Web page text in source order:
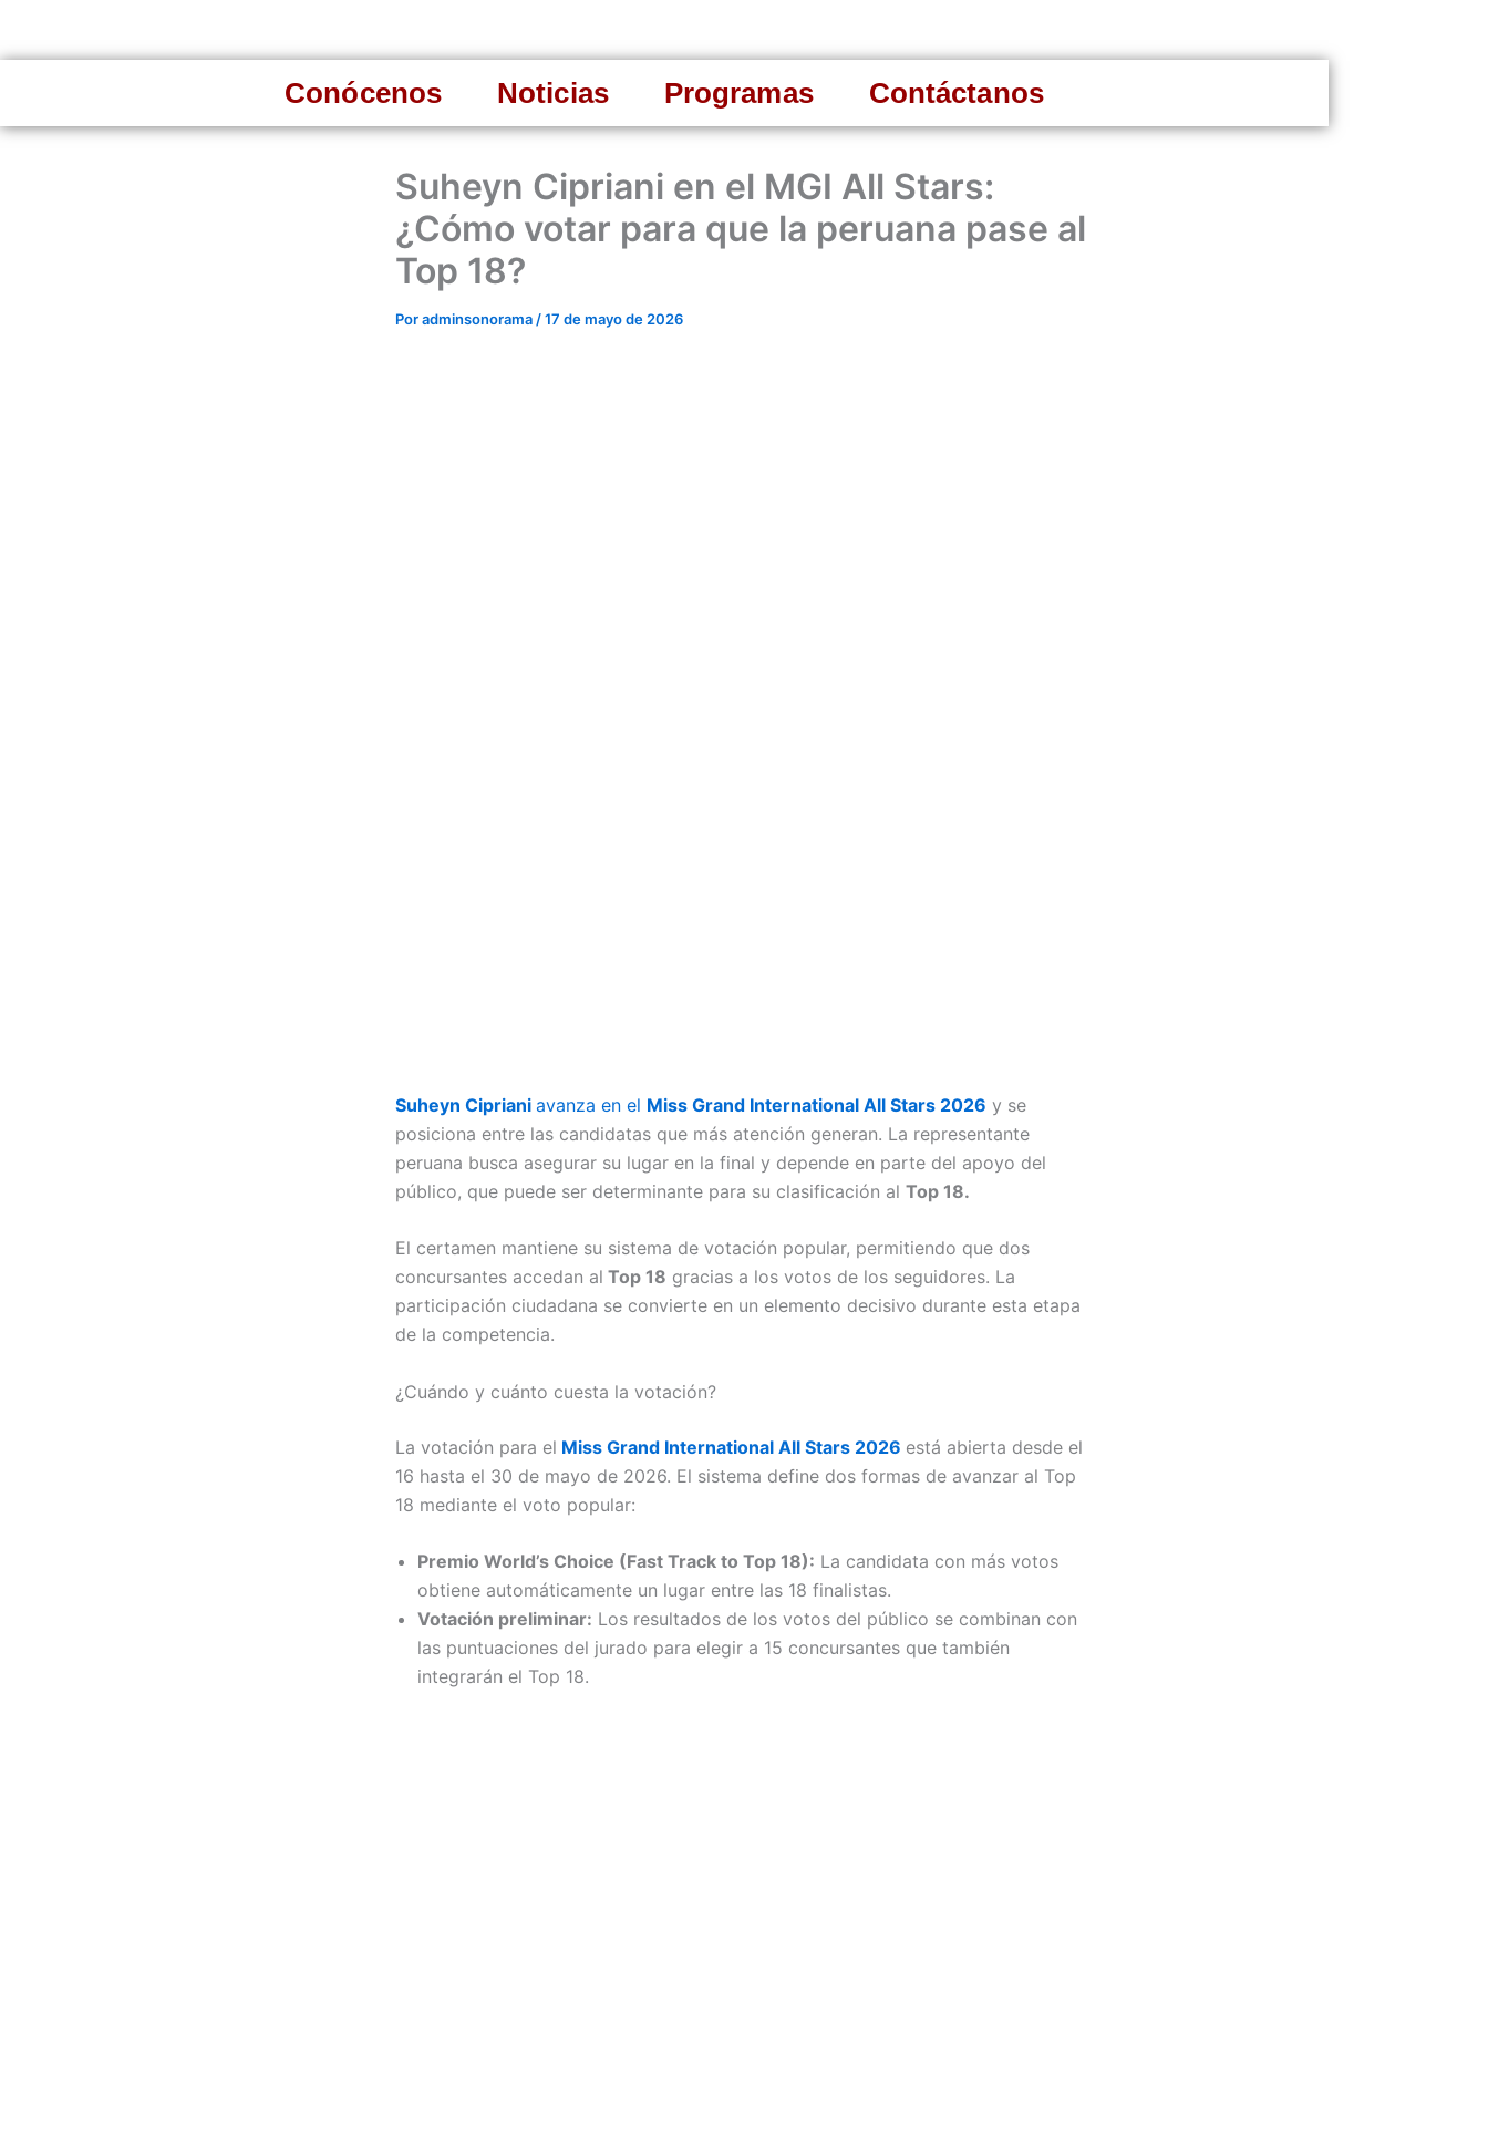
Conócenos Noticias Programas Contáctanos
Suheyn Cipriani en el MGI All Stars:
¿Cómo votar para que la peruana pase al
Top 18?
Poradminsonorama /17 de mayo de 2026
Suheyn Cipriani avanza en el Miss Grand International All Stars 2026 y se
posiciona entre las candidatas que más atención generan. La representante
peruana busca asegurar su lugar en la final y depende en parte del apoyo del
público, que puede ser determinante para su clasificación al Top 18.
El certamen mantiene su sistema de votación popular, permitiendo que dos
concursantes accedan al Top 18 gracias a los votos de los seguidores. La
participación ciudadana se convierte en un elemento decisivo durante esta etapa
de la competencia.
¿Cuándo y cuánto cuesta la votación?
La votación para el Miss Grand International All Stars 2026 está abierta desde el
16 hasta el 30 de mayo de 2026. El sistema define dos formas de avanzar al Top
18 mediante el voto popular:
Premio World’s Choice (Fast Track to Top 18): La candidata con más votos
obtiene automáticamente un lugar entre las 18 finalistas.
Votación preliminar: Los resultados de los votos del público se combinan con
las puntuaciones del jurado para elegir a 15 concursantes que también
integrarán el Top 18.